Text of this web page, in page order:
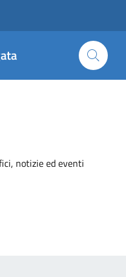
notizie ed eventi